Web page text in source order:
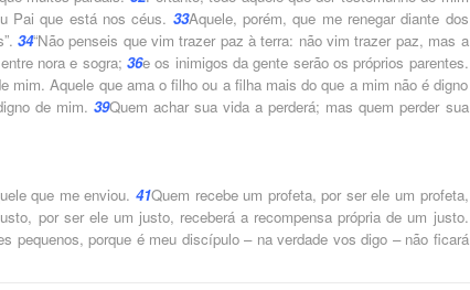
Pai que está nos céus. 33Aquele, porém, que me renegar diante dos
34“Não penseis que vim trazer paz à terra: não vim trazer paz, mas a
nora e sogra; 36e os inimigos da gente serão os próprios parentes.
Aquele que ama o filho ou a filha mais do que a mim não é digno
de mim.39Quem achar sua vida a perderá; mas quem perder sua
que me enviou. 41Quem recebe um profeta, por ser ele um profeta,
por ser ele um justo, receberá a recompensa própria de um justo.
pequenos, porque é meu discípulo – na verdade vos digo – não ficará